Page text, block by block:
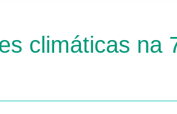
climáticas na